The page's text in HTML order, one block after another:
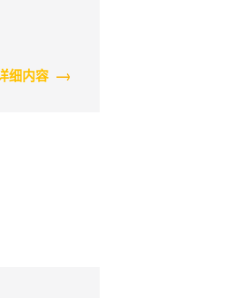
细内容